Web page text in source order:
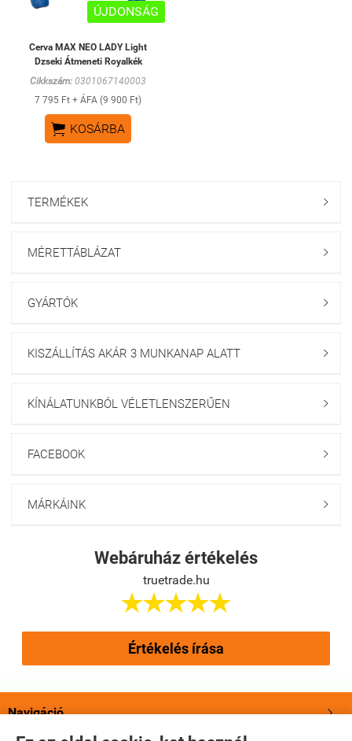
ÚJDONSÁG
Cerva MAX NEO LADY Light
Dzseki Átmeneti Royalkék
Cikkszám: 0301067140003
7 795 Ft + ÁFA (9 900 Ft)
 KOSÁRBA
TERMÉKEK 
MÉRETTÁBLÁZAT 
GYÁRTÓK 
KISZÁLLÍTÁS AKÁR 3 MUNKANAP ALATT 
KÍNÁLATUNKBÓL VÉLETLENSZERŰEN 
FACEBOOK 
MÁRKÁINK 
Webáruház értékelés
truetrade.hu

Értékelés írása
Navigáció 